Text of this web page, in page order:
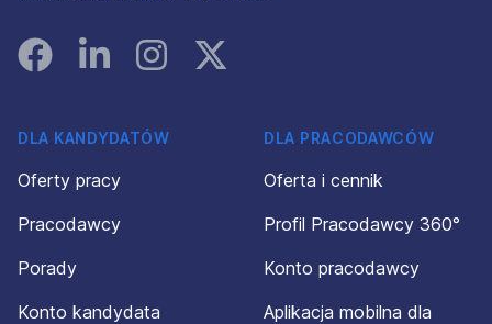
FacebookLinked InInstagramInstagram
DLA KANDYDATÓW
Oferty pracy
Pracodawcy
Porady
Konto kandydata
DLA PRACODAWCÓW
Oferta i cennik
Profil Pracodawcy 360°
Konto pracodawcy
Aplikacja mobilna dla